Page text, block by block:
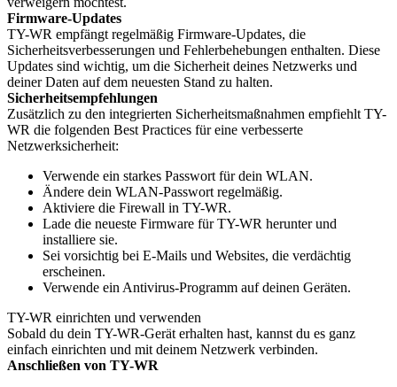
Firmware-Updates
TY-WR empfängt regelmäßig Firmware-Updates, die
Sicherheitsverbesserungen und Fehlerbehebungen enthalten. Diese
Updates sind wichtig, um die Sicherheit deines Netzwerks und
deiner Daten auf dem neuesten Stand zu halten.
Sicherheitsempfehlungen
Zusätzlich zu den integrierten Sicherheitsmaßnahmen empfiehlt TY-
WR die folgenden Best Practices für eine verbesserte
Netzwerksicherheit:
Verwende ein starkes Passwort für dein WLAN.
Ändere dein WLAN-Passwort regelmäßig.
Aktiviere die Firewall in TY-WR.
Lade die neueste Firmware für TY-WR herunter und
installiere sie.
Sei vorsichtig bei E-Mails und Websites, die verdächtig
erscheinen.
Verwende ein Antivirus-Programm auf deinen Geräten.
TY-WR einrichten und verwenden
Sobald du dein TY-WR-Gerät erhalten hast, kannst du es ganz
einfach einrichten und mit deinem Netzwerk verbinden.
Anschließen von TY-WR